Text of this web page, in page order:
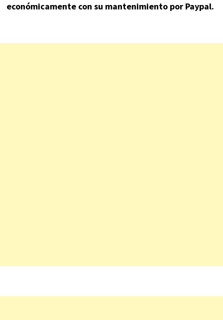
económicamente con su mantenimiento por Paypal.